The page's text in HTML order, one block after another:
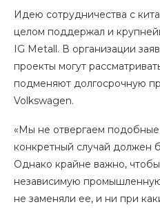
Идею сотрудничества с
целом поддержал и
IG Metall. В организации
проекты могут
подменяют долгосрочную
Volkswagen.
«Мы не отвергаем
конкретный случай должен
Однако крайне важно,
независимую
не заменяли ее, и ни при